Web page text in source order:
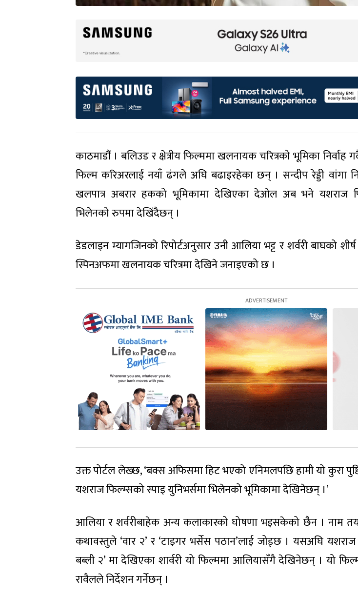
काठमाडौं । बलिउड र क्षेत्रीय फिल्ममा खलनायक चरित्रको भूमिका
फिल्म करिअरलाई नयाँ ढंगले अघि बढाइरहेका छन् । सन्दीप रेड्डी वांगा
खलपात्र अबरार हकको भूमिकामा देखिएका देओल अब भने यशराज
भिलेनको रुपमा देखिंदैछन् ।
डेडलाइन म्यागजिनको रिपोर्टअनुसार उनी आलिया भट्ट र शर्वरी बाघको
स्पिनअफमा खलनायक चरित्रमा देखिने जनाइएको छ ।
उक्त पोर्टल लेख्छ, ‘बक्स अफिसमा हिट भएको एनिमलपछि हामी यो कुरा
यशराज फिल्म्सको स्पाइ युनिभर्समा भिलेनको भूमिकामा देखिनेछन् ।’
आलिया र शर्वरीबाहेक अन्य कलाकारको घोषणा भइसकेको छैन । नाम
कथावस्तुले ‘वार २’ र ‘टाइगर भर्सेस पठान’लाई जोड्छ । यसअघि
बब्ली २’ मा देखिएका शार्वरी यो फिल्ममा आलियासँगै देखिनेछन् । यो
रावैलले निर्देशन गर्नेछन् ।